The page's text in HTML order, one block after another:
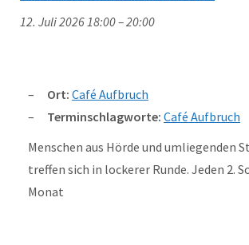
12. Juli 2026 18:00–20:00
Ort: Café Aufbruch
Terminschlagworte: Café Aufbruch
Menschen aus Hörde und umliegenden
treffen sich in lockerer Runde. Jeden 2.
Monat